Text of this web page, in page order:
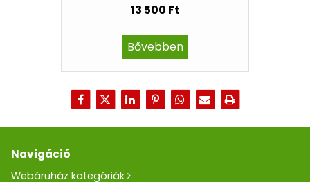
13 500 Ft
Bővebben
Navigáció
Webáruház kategóriák